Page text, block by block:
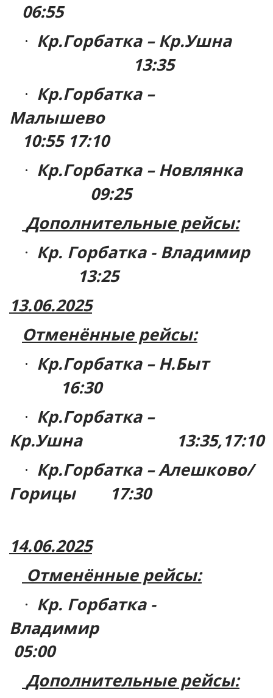
06:55
· Кр.Горбатка – Кр.Ушна
13:35
· Кр.Горбатка –
Малышево
10:55 17:10
· Кр.Горбатка – Новлянка
09:25
Дополнительные рейсы:
· Кр. Горбатка - Владимир
13:25
13.06.2025
Отменённые рейсы:
· Кр.Горбатка – Н.Быт
16:30
· Кр.Горбатка –
Кр.Ушна
13:35,17:10
· Кр.Горбатка – Алешково/
Горицы
17:30
14.06.2025
Отменённые рейсы:
· Кр. Горбатка -
Владимир
05:00
Дополнительные рейсы: